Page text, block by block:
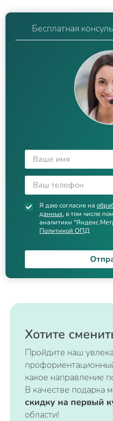
Бесплатная
Я даю согласие на
данных, в том числе
аналитики
Политикой ОПД
Хотите
Пройдите наш
какое направление
В качестве подарка
скидку на первый
области!